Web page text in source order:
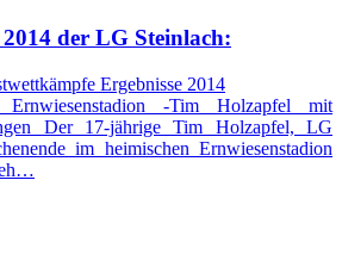
der LG Steinlach:
Ergebnisse 2014
-Tim Holzapfel mit
Der 17-jährige Tim Holzapfel, LG
im heimischen Ernwiesenstadion